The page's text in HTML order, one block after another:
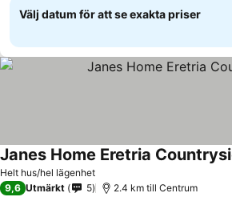
Välj datum för att se exakta priser
Helt hus/hel lägenhet
Janes Home Eretria
9,6 Utmärkt 5 2.4 km till Centrum